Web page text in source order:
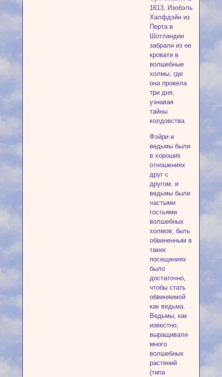
1613, Изобэль
Халфдэйн из
Перта в
Шотландии
забрали из ее
кровати в
волшебные
холмы, где
она провела
три дня,
узнавая
тайны
колдовства.
Фэйри и
ведьмы были
в хороших
отношениях
друг с
другом, и
ведьмы были
частыми
гостьями
волшебных
холмов; быть
обвиненным в
таких
посещениях
было
достаточно,
чтобы стать
обвиняемой
как ведьма.
Ведьмы, как
известно,
выращивали
много
волшебных
растений
(типа